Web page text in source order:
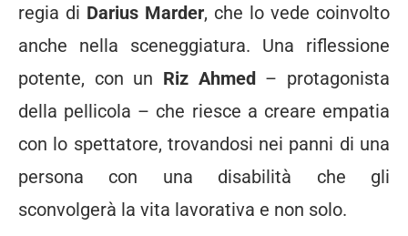
regia di Darius Marder, che lo vede coinvolto
anche nella sceneggiatura. Una riflessione
potente, con un Riz Ahmed– protagonista
della pellicola – che riesce a creare empatia
con lo spettatore, trovandosi nei panni di una
persona con una disabilità che gli
sconvolgerà la vita lavorativa e non solo.